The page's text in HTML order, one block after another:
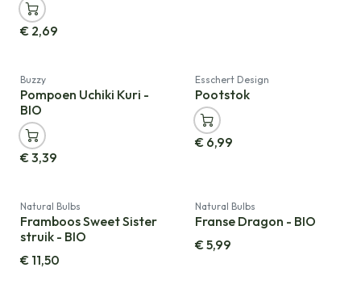
€ 2,69
Buzzy
Pompoen Uchiki Kuri -
BIO
€3,39
Esschert Design
Pootstok
€ 6,99
Natural Bulbs
Framboos Sweet Sister
struik - BIO
€ 11,50
Natural Bulbs
Franse Dragon - BIO
€5,99